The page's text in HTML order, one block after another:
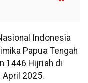
Indonesia
Papua Tengah
1446 Hijriah di
April 2025.